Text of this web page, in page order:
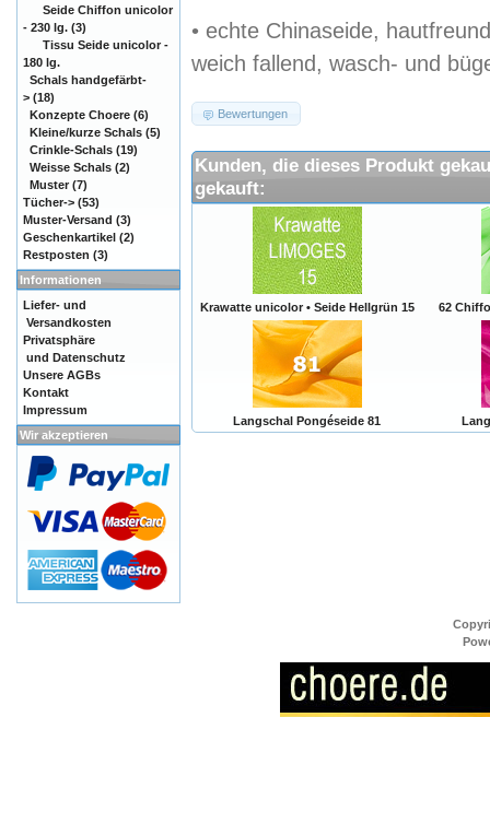
• echte Chinaseide,
weich fallend, wasch- und
Bewertungen
Kunden, die dieses Produkt
gekauft:
Krawatte unicolor • Seide Hellgrün 15 62
Langschal Pongéseide 81
Seide Chiffon unicolor
- 230 lg. (3)
Tissu Seide unicolor -
180 lg.
Schals handgefärbt-
> (18)
Konzepte Choere (6)
Kleine/kurze Schals (5)
Crinkle-Schals (19)
Weisse Schals (2)
Muster (7)
Tücher-> (53)
Muster-Versand (3)
Geschenkartikel (2)
Restposten (3)
Informationen
Liefer- und
Versandkosten
Privatsphäre
und Datenschutz
Unsere AGBs
Kontakt
Impressum
Wir akzeptieren